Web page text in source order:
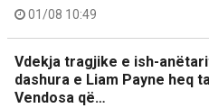
01/08 10:49
Vdekja tragjike e ish-
dashura e Liam Payne heq
Vendosa që…